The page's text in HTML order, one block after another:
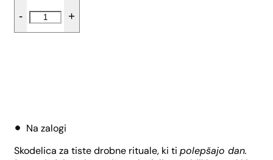
-
Sova
-
+
Na zalogi
Skodelica za tiste drobne rituale, ki ti polepšajo dan.